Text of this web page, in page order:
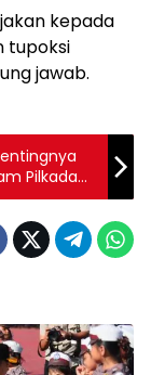
kepada
tupoksi
jawab.
Pilkada